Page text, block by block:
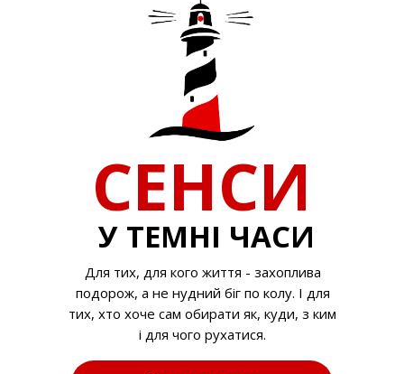
СЕНСИ
Для тих, для кого життя - захоплива
подорож, а не нудний біг по колу. І для
тих, хто хоче сам обирати як, куди, з ким
і для чого рухатися.
У ТЕМНІ ЧАСИ